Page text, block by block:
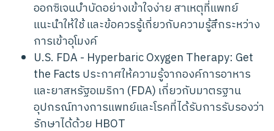
ออกซิเจนบำบัดอย่างเข้าใจง่าย สาเหตุที่แพทย์
แนะนำให้ใช้ และข้อควรรู้เกี่ยวกับความรู้สึกระหว่าง
การเข้าอุโมงค์
U.S. FDA - Hyperbaric Oxygen Therapy: Get
the Facts ประกาศให้ความรู้จากองค์การอาหาร
และยาสหรัฐอเมริกา (FDA) เกี่ยวกับมาตรฐาน
อุปกรณ์ทางการแพทย์และโรคที่ได้รับการรับรองว่า
รักษาได้ด้วย HBOT